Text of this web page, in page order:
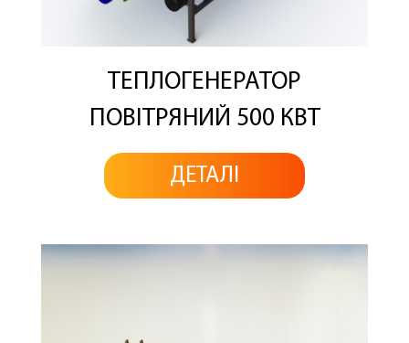
ТЕПЛОГЕНЕРАТОР
ПОВІТРЯНИЙ 500 КВТ
ДЕТАЛІ